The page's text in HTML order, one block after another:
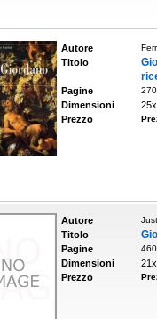
Autore
Titolo
Pagine 270
Dimensioni
Prezzo
Autore
Titolo
Pagine 460
Dimensioni
Prezzo